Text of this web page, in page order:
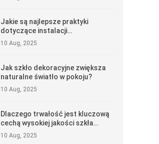
Jakie są najlepsze praktyki
dotyczące instalacji
dekoracyjnego szkła panelowego?
10 Aug, 2025
Jak szkło dekoracyjne zwiększa
naturalne światło w pokoju?
10 Aug, 2025
Dlaczego trwałość jest kluczową
cechą wysokiej jakości szkła
dekoracyjnego?
10 Aug, 2025